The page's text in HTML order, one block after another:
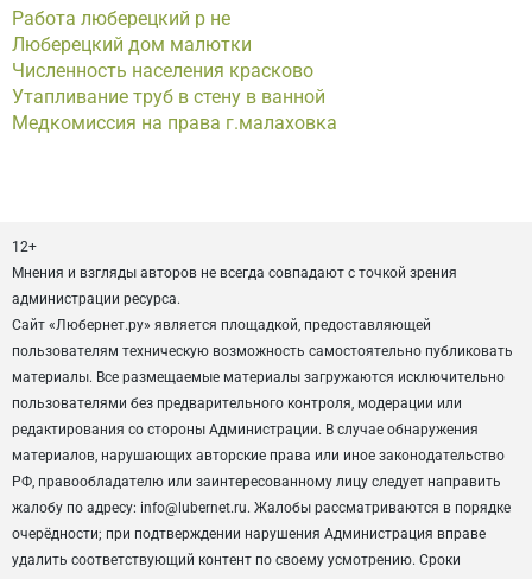
Работа люберецкий р не
Люберецкий дом малютки
Численность населения красково
Утапливание труб в стену в ванной
Медкомиссия на права г.малаховка
12+
Мнения и взгляды авторов не всегда совпадают с точкой зрения
администрации ресурса.
Сайт «Любернет.ру» является площадкой, предоставляющей
пользователям техническую возможность самостоятельно публиковать
материалы. Все размещаемые материалы загружаются исключительно
пользователями без предварительного контроля, модерации или
редактирования со стороны Администрации. В случае обнаружения
материалов, нарушающих авторские права или иное законодательство
РФ, правообладателю или заинтересованному лицу следует направить
жалобу по адресу: info@lubernet.ru. Жалобы рассматриваются в порядке
очерёдности; при подтверждении нарушения Администрация вправе
удалить соответствующий контент по своему усмотрению. Сроки